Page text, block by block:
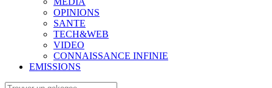
OPINIONS
SANTE
TECH&WEB
VIDEO
CONNAISSANCE INFINIE
EMISSIONS